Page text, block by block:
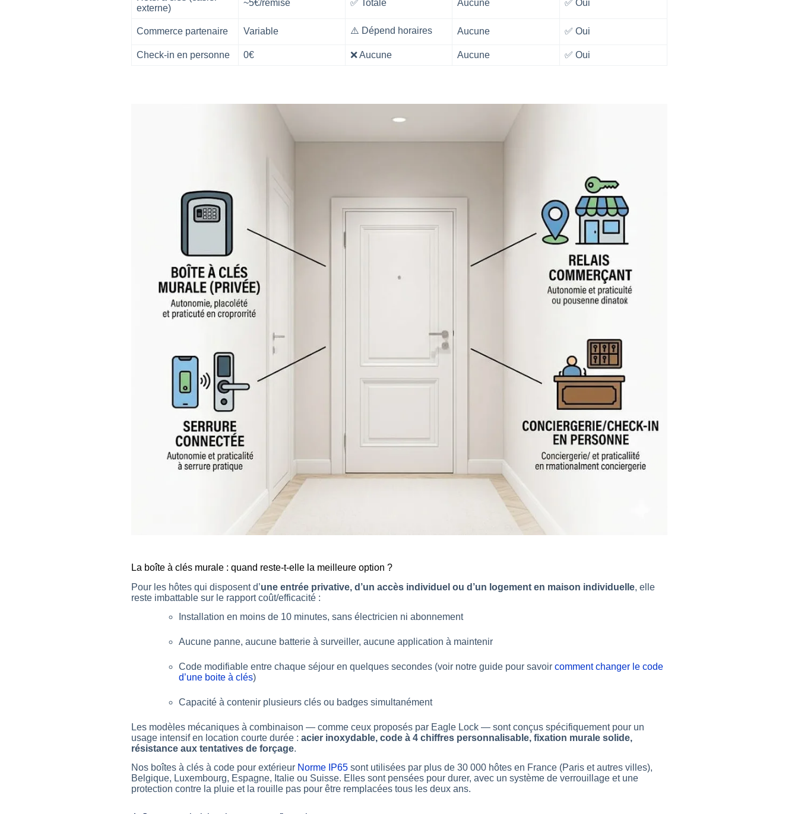
externe)
~5€/remise ✅ Totale Aucune ✅ Oui
Commerce partenaire Variable ⚠️ Dépend horaires Aucune ✅ Oui
Check-in en personne 0€ ❌ Aucune Aucune ✅ Oui
La boîte à clés murale : quand reste-t-elle la meilleure option ?
Pour les hôtes qui disposent d’une entrée privative, d’un accès individuel ou d’un logement en maison individuelle, elle
reste imbattable sur le rapport coût/efficacité :
Installation en moins de 10 minutes, sans électricien ni abonnement
Aucune panne, aucune batterie à surveiller, aucune application à maintenir
Code modifiable entre chaque séjour en quelques secondes (voir notre guide pour savoir comment changer le code
d’une boite à clés)
Capacité à contenir plusieurs clés ou badges simultanément
Les modèles mécaniques à combinaison — comme ceux proposés par Eagle Lock — sont conçus spécifiquement pour un
usage intensif en location courte durée : acier inoxydable, code à 4 chiffres personnalisable, fixation murale solide,
résistance aux tentatives de forçage.
Nos boîtes à clés à code pour extérieur Norme IP65sont utilisées par plus de 30 000 hôtes en France (Paris et autres villes),
Belgique, Luxembourg, Espagne, Italie ou Suisse. Elles sont pensées pour durer, avec un système de verrouillage et une
protection contre la pluie et la rouille pas pour être remplacées tous les deux ans.